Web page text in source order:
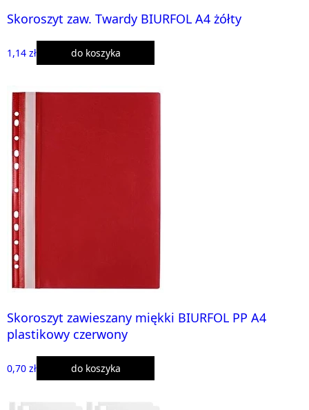
Skoroszyt zaw. Twardy BIURFOL A4 żółty
1,14 zł do koszyka
Skoroszyt zawieszany miękki BIURFOL PP A4
plastikowy czerwony
0,70 zł do koszyka